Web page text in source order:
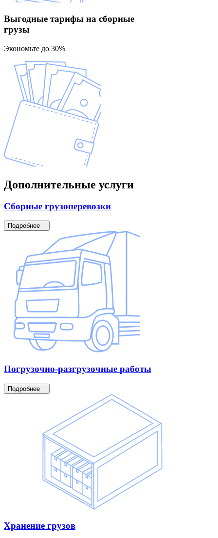
Выгодные тарифы на сборные
грузы
Экономьте до 30%
Дополнительные услуги
Сборные грузоперевозки
Подробнее
Погрузочно-разгрузочные работы
Подробнее
Хранение грузов